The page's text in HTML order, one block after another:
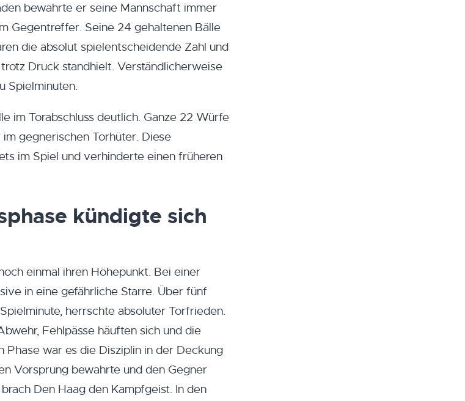
bewahrte er seine Mannschaft immer
Gegentreffer. Seine 24 gehaltenen Bälle
die absolut spielentscheidende Zahl und
Druck standhielt. Verständlicherweise
Spielminuten.
im Torabschluss deutlich. Ganze 22 Würfe
gegnerischen Torhüter. Diese
im Spiel und verhinderte einen früheren
kündigte sich
einmal ihren Höhepunkt. Bei einer
in eine gefährliche Starre. Über fünf
herrschte absoluter Torfrieden.
Fehlpässe häuften sich und die
war es die Disziplin in der Deckung
Vorsprung bewahrte und den Gegner
Den Haag den Kampfgeist. In den